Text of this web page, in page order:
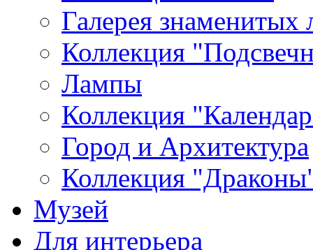
Галерея знаменитых
Коллекция
Лампы
Коллекция
Город и Архитектура
Коллекция
Музей
Для интерьера